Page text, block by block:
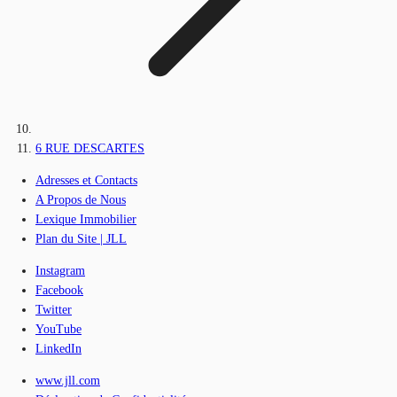
6 RUE DESCARTES
Adresses et Contacts
A Propos de Nous
Lexique Immobilier
Plan du Site | JLL
Instagram
Facebook
Twitter
YouTube
LinkedIn
www.jll.com